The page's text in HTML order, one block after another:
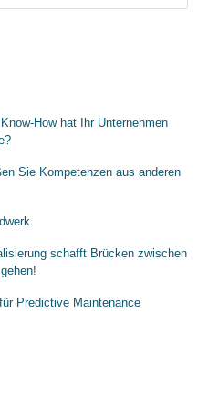
How hat Ihr Unternehmen
Sie Kompetenzen aus anderen
schafft Brücken zwischen
Predictive Maintenance